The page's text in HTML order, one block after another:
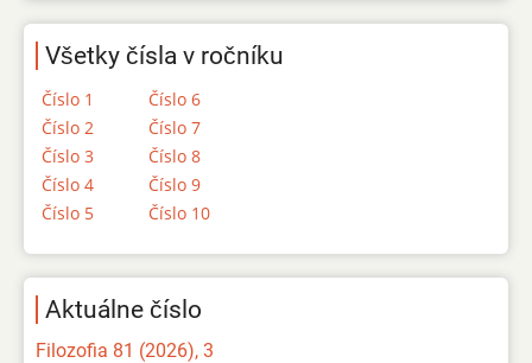
Všetky čísla v ročníku
Číslo 1
Číslo 2
Číslo 3
Číslo 4
Číslo 5
Číslo 6
Číslo 7
Číslo 8
Číslo 9
Číslo 10
Aktuálne číslo
Filozofia 81 (2026), 3